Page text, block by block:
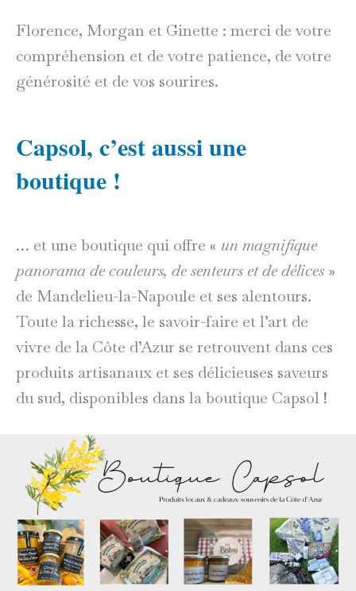
Florence, Morgan et Ginette : merci de votre
compréhension et de votre patience, de votre
générosité et de vos sourires.
Capsol, c’est aussi une
boutique !
… et une boutique qui offre « un magnifique
panorama de couleurs, de senteurs et de délices »
de Mandelieu-la-Napoule et ses alentours.
Toute la richesse, le savoir-faire et l’art de
vivre de la Côte d’Azur se retrouvent dans ces
produits artisanaux et ses délicieuses saveurs
du sud, disponibles dans la boutique Capsol !